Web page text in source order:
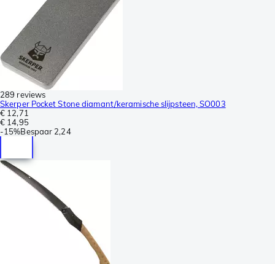
289 reviews
Skerper Pocket Stone diamant/keramische slijpsteen, SO003
€ 12,71
€ 14,95
-15%Bespaar 2,24